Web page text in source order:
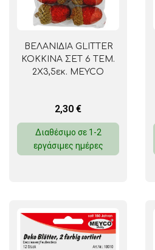
ΒΕΛΑΝΙΔΙΑ GLITTER
ΚΟΚΚΙΝΑ ΣΕΤ 6 ΤΕΜ.
2X3,5εκ. MEYCO
2,30 €
Διαθέσιμο σε 1-2
εργάσιμες ημέρες